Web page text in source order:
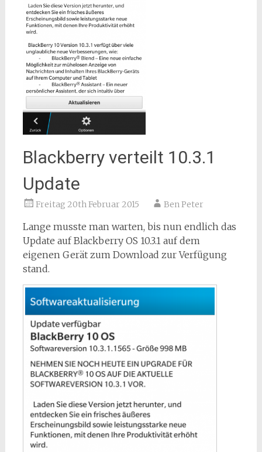
Blackberry verteilt 10.3.1
Update
Freitag 20th Februar 2015 Ben Peter
Lange musste man warten, bis nun endlich das
Update auf Blackberry OS 10.3.1 auf dem
eigenen Gerät zum Download zur Verfügung
stand.